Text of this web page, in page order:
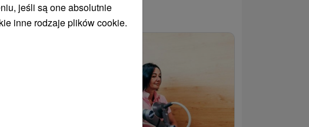
jeśli są one absolutnie
inne rodzaje plików cookie.